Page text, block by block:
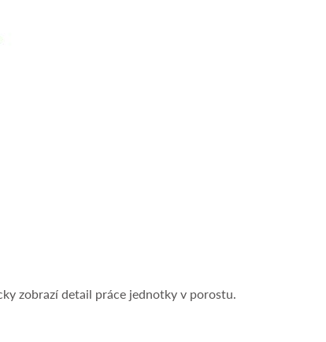
zobrazí detail práce jednotky v porostu.